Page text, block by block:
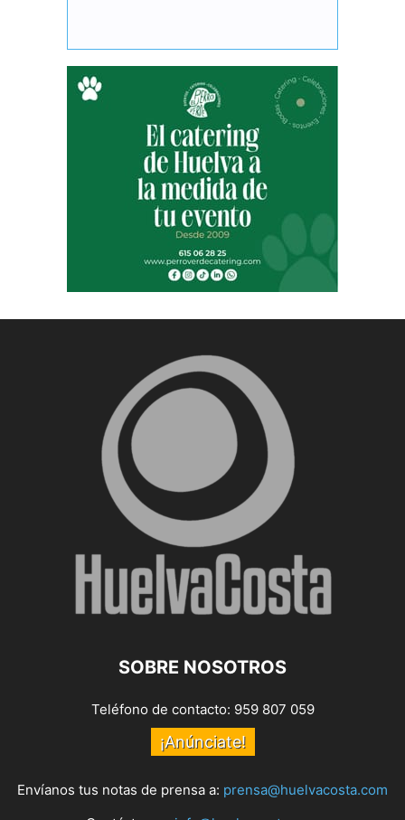
SOBRE NOSOTROS
Teléfono de contacto: 959 807 059
¡Anúnciate!
Envíanos tus notas de prensa a: prensa@huelvacosta.com